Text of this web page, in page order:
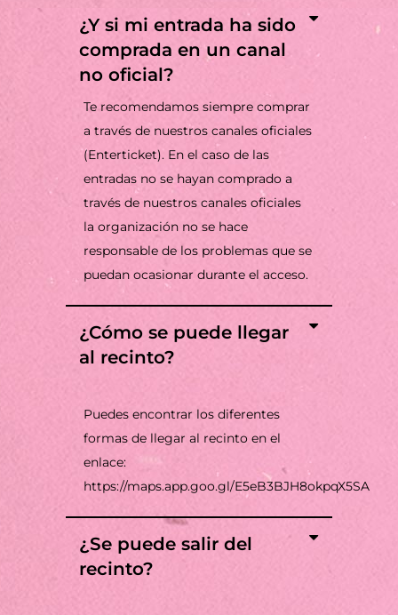
¿Y si mi entrada ha sido
comprada en un canal
no oficial?
Te recomendamos siempre comprar
a través de nuestros canales oficiales
(Enterticket). En el caso de las
entradas no se hayan comprado a
través de nuestros canales oficiales
la organización no se hace
responsable de los problemas que se
puedan ocasionar durante el acceso.
¿Cómo se puede llegar
al recinto?
Puedes encontrar los diferentes
formas de llegar al recinto en el
enlace:
https://maps.app.goo.gl/E5eB3BJH8okpqX5SA
¿Se puede salir del
recinto?